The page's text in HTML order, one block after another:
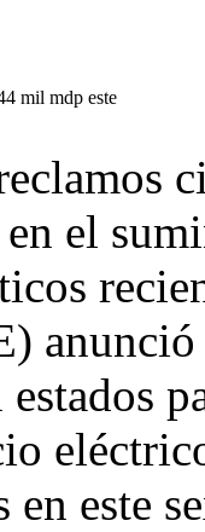
mil mdp este
el
en este